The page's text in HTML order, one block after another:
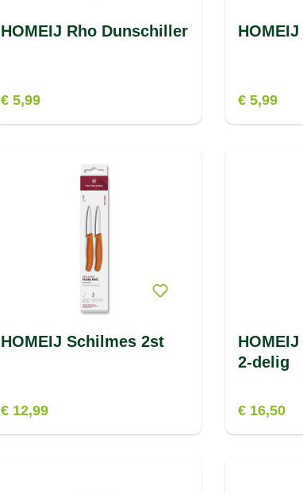
HOMEIJ Rho Dunschiller
€ 5,99 € 5,99
HOMEIJ Schilmes 2st
€ 12,99
2-delig
€ 16,50